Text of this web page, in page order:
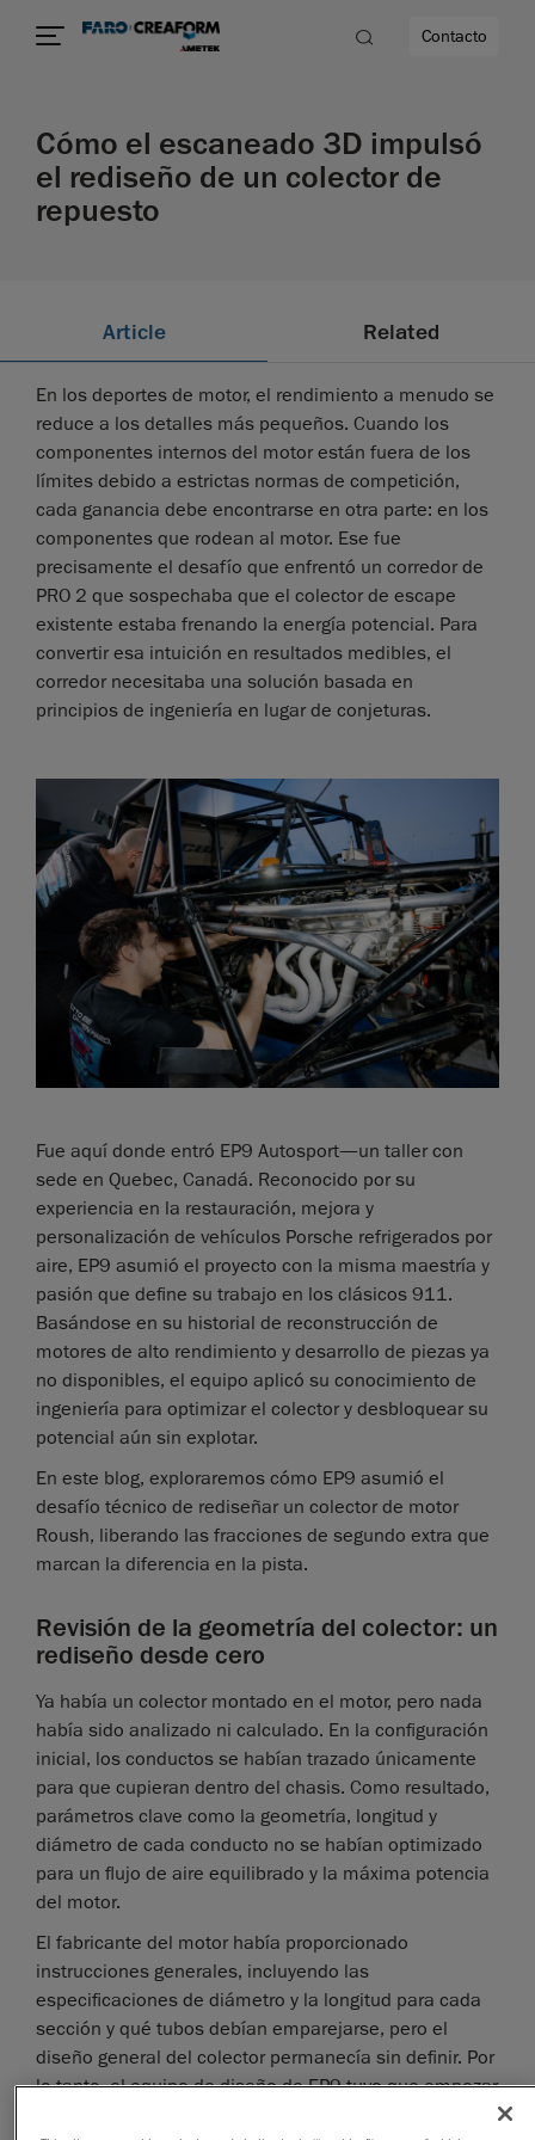
Contacto
Cómo el escaneado 3D impulsó
el rediseño de un colector de
repuesto
Article Related
En los deportes de motor, el rendimiento a menudo se
reduce a los detalles más pequeños. Cuando los
componentes internos del motor están fuera de los
límites debido a estrictas normas de competición,
cada ganancia debe encontrarse en otra parte: en los
componentes que rodean al motor. Ese fue
precisamente el desafío que enfrentó un corredor de
PRO 2 que sospechaba que el colector de escape
existente estaba frenando la energía potencial. Para
convertir esa intuición en resultados medibles, el
corredor necesitaba una solución basada en
principios de ingeniería en lugar de conjeturas.
Fue aquí donde entró EP9 Autosport—un taller con
sede en Quebec, Canadá. Reconocido por su
experiencia en la restauración, mejora y
personalización de vehículos Porsche refrigerados por
aire, EP9 asumió el proyecto con la misma maestría y
pasión que define su trabajo en los clásicos 911.
Basándose en su historial de reconstrucción de
motores de alto rendimiento y desarrollo de piezas ya
no disponibles, el equipo aplicó su conocimiento de
ingeniería para optimizar el colector y desbloquear su
potencial aún sin explotar.
En este blog, exploraremos cómo EP9 asumió el
desafío técnico de rediseñar un colector de motor
Roush, liberando las fracciones de segundo extra que
marcan la diferencia en la pista.
Revisión de la geometría del colector: un
rediseño desde cero
Ya había un colector montado en el motor, pero nada
había sido analizado ni calculado. En la configuración
inicial, los conductos se habían trazado únicamente
para que cupieran dentro del chasis. Como resultado,
parámetros clave como la geometría, longitud y
diámetro de cada conducto no se habían optimizado
para un flujo de aire equilibrado y la máxima potencia
del motor.
El fabricante del motor había proporcionado
instrucciones generales, incluyendo las
especificaciones de diámetro y la longitud para cada
sección y qué tubos debían emparejarse, pero el
diseño general del colector permanecía sin definir. Por
lo tanto, el equipo de diseño de EP9 tuvo que empezar